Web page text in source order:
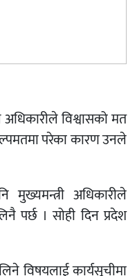
विश्वासको मत
परेका कारण उनले
मुख्यमन्त्री अधिकारीले
पर्छ । सोही दिन प्रदेश
विषयलाई कार्यसूचीमा